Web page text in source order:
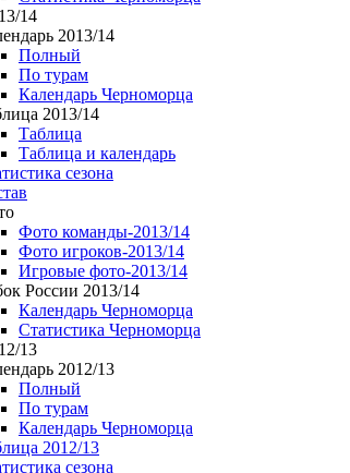
14
2013/14
Полный
По турам
Календарь Черноморца
2013/14
Таблица
Таблица и календарь
сезона
Фото команды-2013/14
Фото игроков-2013/14
Игровые фото-2013/14
России 2013/14
Календарь Черноморца
Статистика Черноморца
13
2012/13
Полный
По турам
Календарь Черноморца
2012/13
сезона